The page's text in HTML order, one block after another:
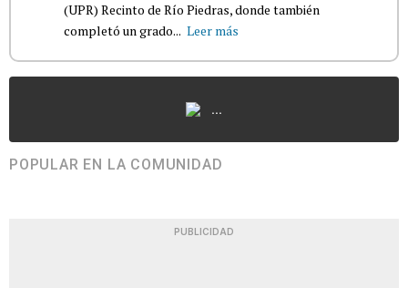
(UPR) Recinto de Río Piedras, donde también
completó un grado... Leer más
...
POPULAR EN LA COMUNIDAD
PUBLICIDAD